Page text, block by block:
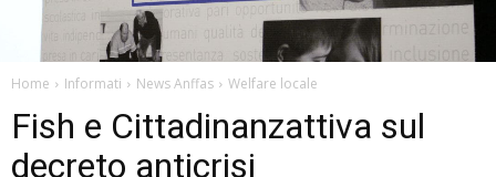
Home Informati News Anffas Welfare locale
Fish e Cittadinanzattiva sul
decreto anticrisi